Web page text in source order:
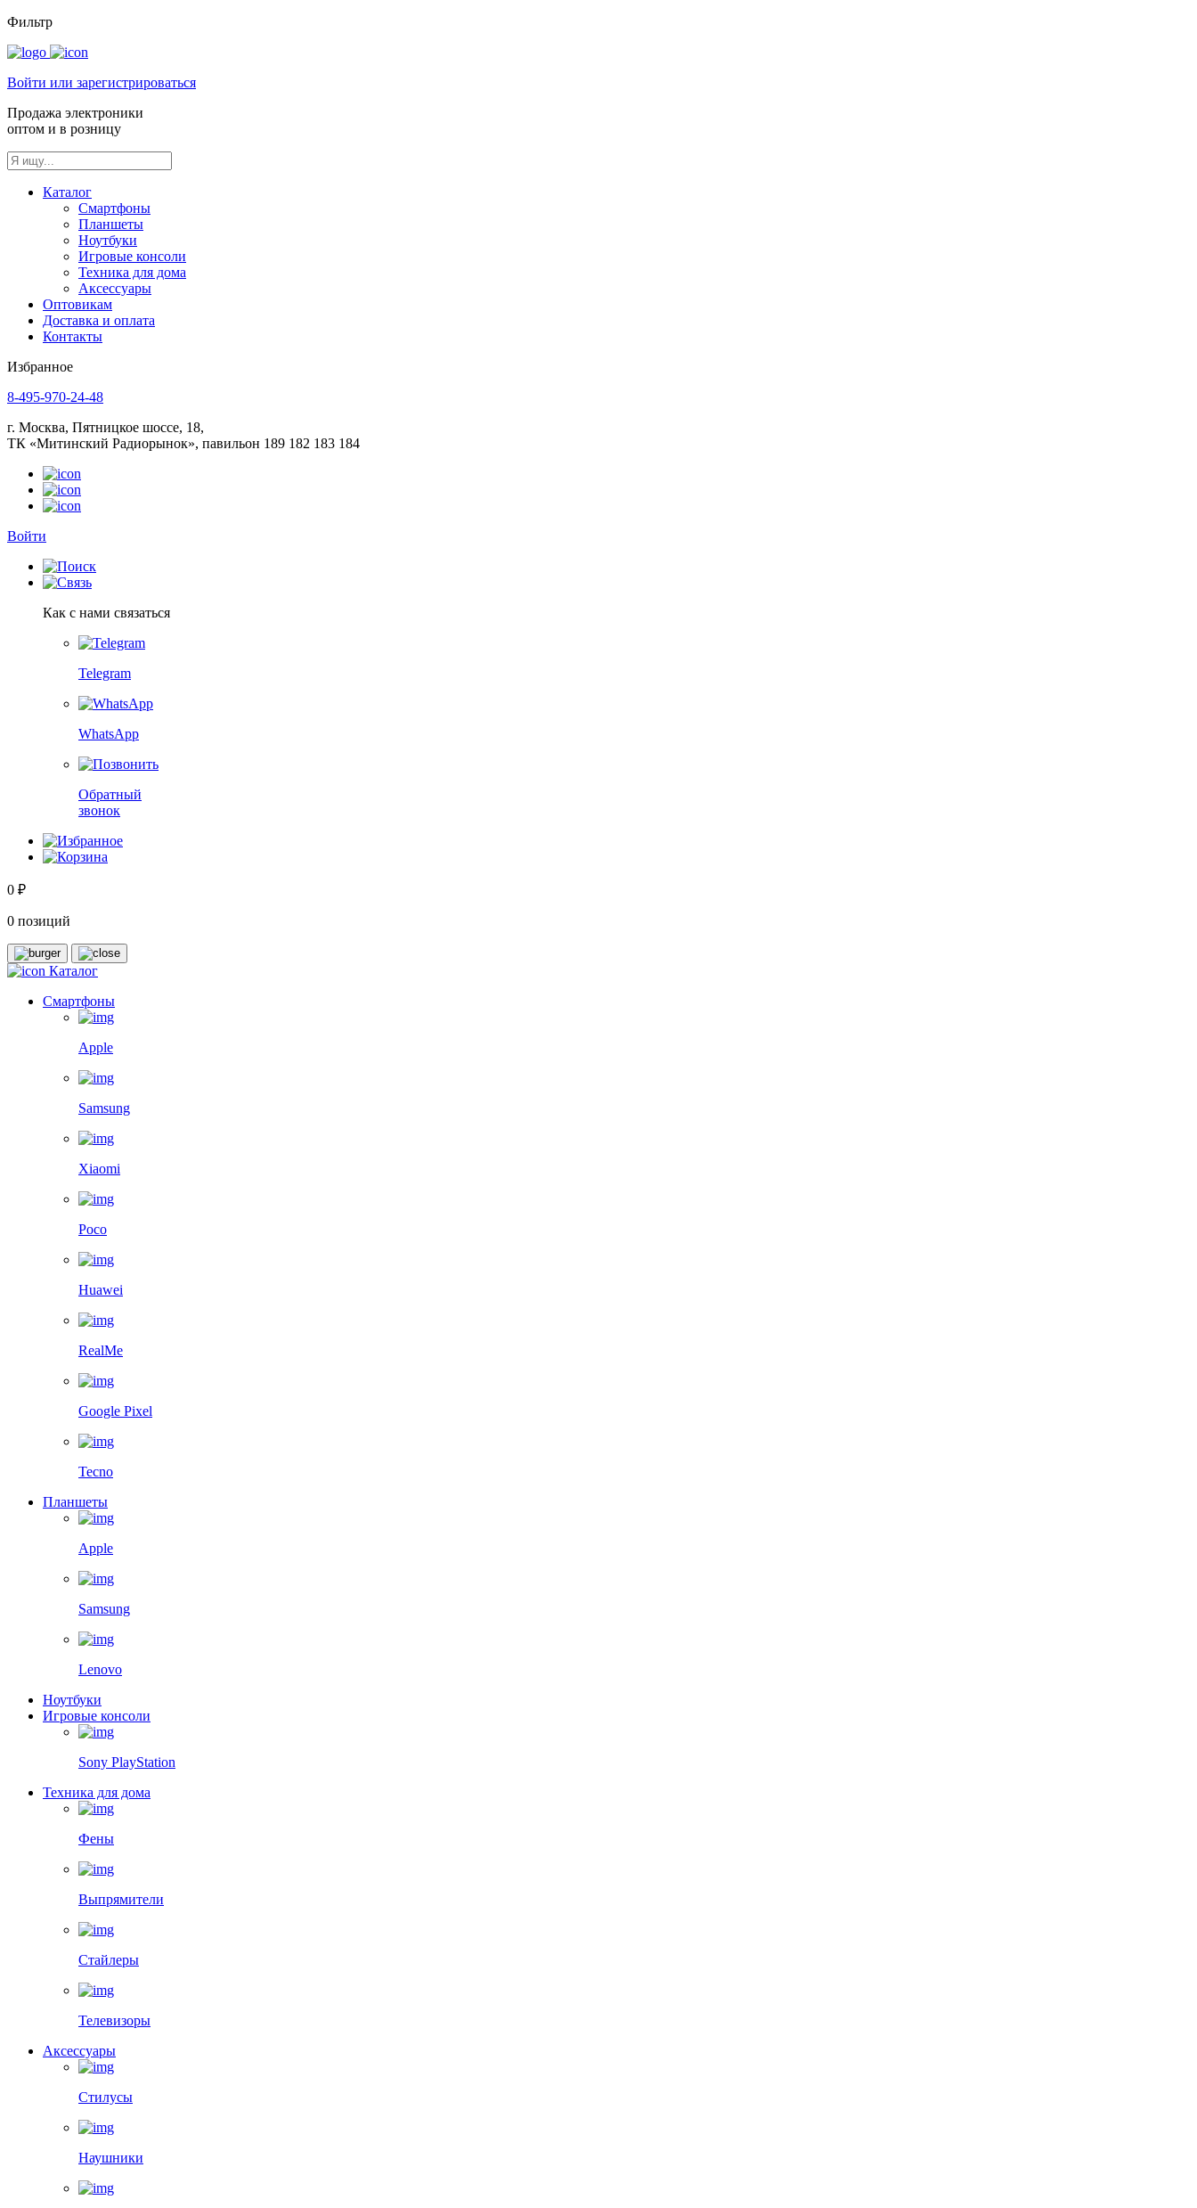
Фильтр
Войти или зарегистрироваться
Продажа электроники
оптом и в розницу
Каталог
Смартфоны
Планшеты
Ноутбуки
Игровые консоли
Техника для дома
Аксессуары
Оптовикам
Доставка и оплата
Контакты
Избранное
8-495-970-24-48
г. Москва, Пятницкое шоссе, 18,
ТК «Митинский Радиорынок», павильон 189 182 183 184
Войти
Как с нами связаться
Telegram
WhatsApp
Обратный
звонок
0 ₽
0 позиций
Каталог
Смартфоны
Apple
Samsung
Xiaomi
Poco
Huawei
RealMe
Google Pixel
Tecno
Планшеты
Apple
Samsung
Lenovo
Ноутбуки
Игровые консоли
Sony PlayStation
Техника для дома
Фены
Выпрямители
Стайлеры
Телевизоры
Аксессуары
Стилусы
Наушники